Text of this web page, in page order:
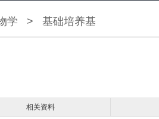
学 > 基础培养基
相关资料